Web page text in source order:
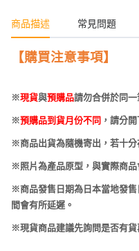
商品描述 常見問題
【購買注意事項】
※現貨與預購品請勿合併於同一
※預購品到貨月份不同 ，請分
※商品出貨為隨機寄出，若十分
※照片為產品原型，與實際商品
※商品發售日期為日本當地發
間會有所延遲。
※現貨商品建議先詢問是否有貨